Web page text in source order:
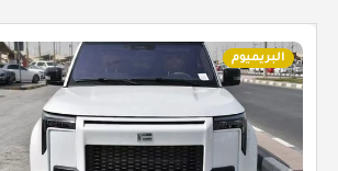
البريميوم